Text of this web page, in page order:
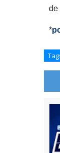
de
*